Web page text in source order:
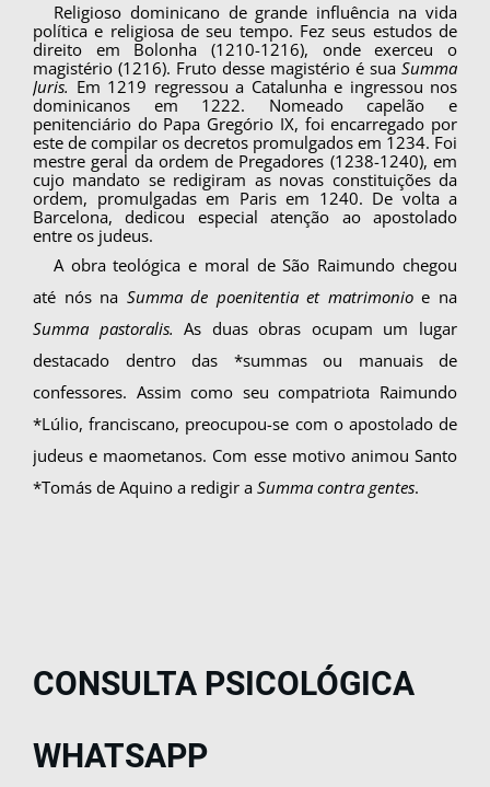
Religioso dominicano de grande influência na vida
política e religiosa de seu tempo. Fez seus estudos de
direito em Bolonha (1210-1216), onde exerceu o
magistério (1216). Fruto desse magis­tério é sua Summa
Juris. Em 1219 regressou a Catalunha e ingressou nos
dominicanos em 1222. Nomeado capelão e
penitenciário do Papa Gregório IX, foi encarregado por
este de compi­lar os decretos promulgados em 1234. Foi
mestre geral da ordem de Pregadores (1238-1240), em
cujo mandato se redigiram as novas constituições da
ordem, promulgadas em Paris em 1240. De volta a
Barcelona, dedicou especial atenção ao apostolado
entre os judeus.
A obra teológica e moral de São Raimundo chegou
até nós na Summa de poenitentia et matrimonioe na
Summa pastoralis.As duas obras ocupam um lugar
destacado dentro das *summas ou manuais de
confessores. Assim como seu com­patriota Raimundo
*Lúlio, franciscano, preocu­pou-se com o apostolado de
judeus e maometanos. Com esse motivo animou Santo
*Tomás de Aquino a redigir a Summa contra gentes.
CONSULTA PSICOLÓGICA
WHATSAPP